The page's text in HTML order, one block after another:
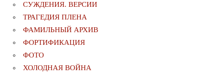
СУЖДЕНИЯ. ВЕРСИИ
ТРАГЕДИЯ ПЛЕНА
ФАМИЛЬНЫЙ АРХИВ
ФОРТИФИКАЦИЯ
ФОТО
ХОЛОДНАЯ ВОЙНА